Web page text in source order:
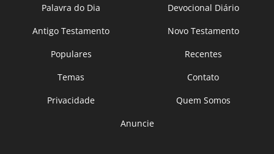
Palavra do Dia
Devocional Diário
Antigo Testamento
Novo Testamento
Populares
Recentes
Temas
Contato
Privacidade
Quem Somos
Anuncie